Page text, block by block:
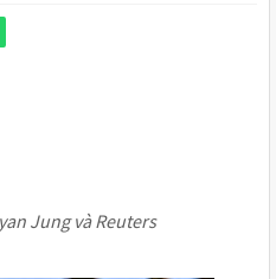
Jung và Reuters